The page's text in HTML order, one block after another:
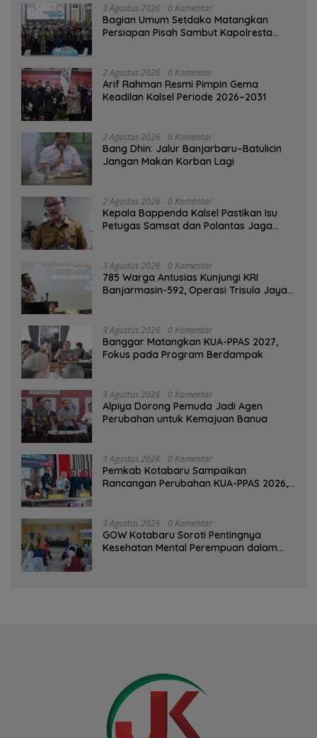
3 Agustus 2026 0 Komentar
Bagian Umum Setdako Matangkan
Persiapan Pisah Sambut Kapolresta
2 Agustus 2026 0 Komentar
Arif Rahman Resmi Pimpin Gema
Keadilan Kalsel Periode 2026–2031
2 Agustus 2026 0 Komentar
Bang Dhin: Jalur Banjarbaru–Batulicin
Jangan Makan Korban Lagi
2 Agustus 2026 0 Komentar
Kepala Bappenda Kalsel Pastikan Isu
Petugas Samsat dan Polantas Jaga
3 Agustus 2026 0 Komentar
785 Warga Antusias Kunjungi KRI
Banjarmasin-592, Operasi Trisula Jaya
3 Agustus 2026 0 Komentar
‎Banggar Matangkan KUA-PPAS 2027,
Fokus pada Program Berdampak
3 Agustus 2026 0 Komentar
‎Alpiya Dorong Pemuda Jadi Agen
Perubahan untuk Kemajuan Banua ‎
3 Agustus 2026 0 Komentar
Pemkab Kotabaru Sampaikan
Rancangan Perubahan KUA-PPAS 2026,
3 Agustus 2026 0 Komentar
GOW Kotabaru Soroti Pentingnya
Kesehatan Mental Perempuan dalam